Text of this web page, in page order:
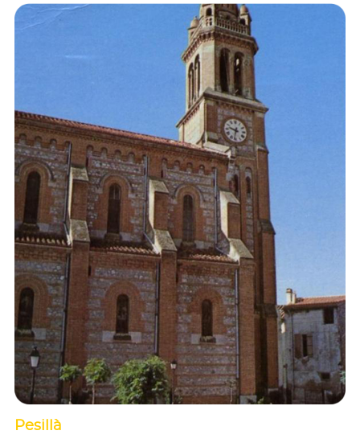
Pesillà